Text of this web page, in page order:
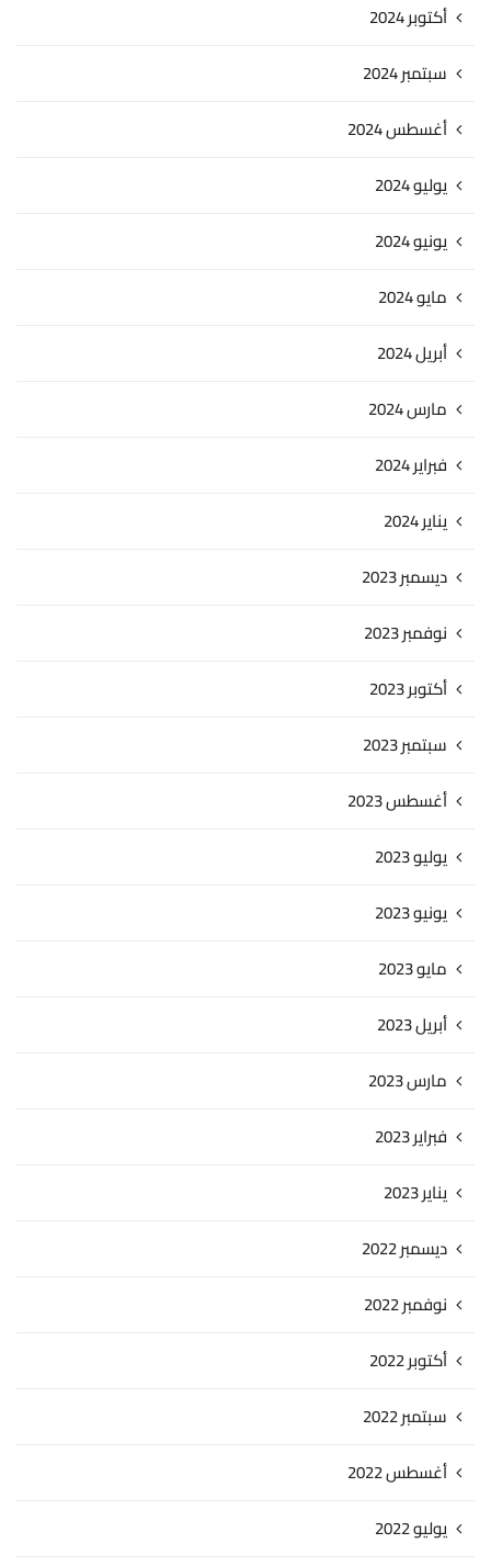
أكتوبر 2024
سبتمبر 2024
أغسطس 2024
يوليو 2024
يونيو 2024
مايو 2024
أبريل 2024
مارس 2024
فبراير 2024
يناير 2024
ديسمبر 2023
نوفمبر 2023
أكتوبر 2023
سبتمبر 2023
أغسطس 2023
يوليو 2023
يونيو 2023
مايو 2023
أبريل 2023
مارس 2023
فبراير 2023
يناير 2023
ديسمبر 2022
نوفمبر 2022
أكتوبر 2022
سبتمبر 2022
أغسطس 2022
يوليو 2022